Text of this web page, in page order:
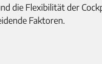
die Flexibilität der
Faktoren.